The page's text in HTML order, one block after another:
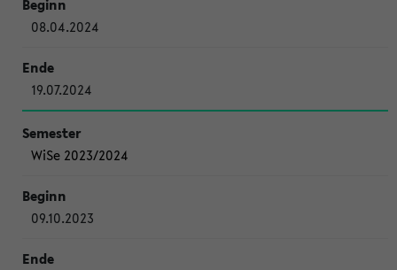
08.04.2024
19.07.2024
WiSe 2023/2024
09.10.2023